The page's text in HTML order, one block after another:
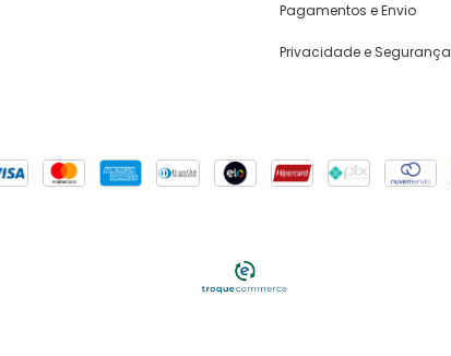
Pagamentos e Envio
Privacidade e Segurança